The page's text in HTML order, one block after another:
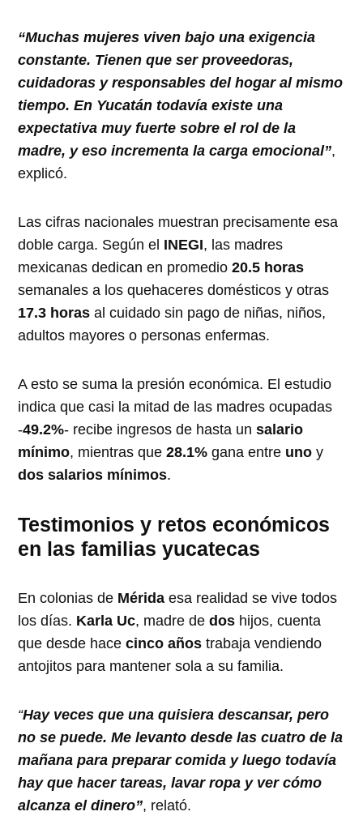
“Muchas mujeres viven bajo una exigencia
constante. Tienen que ser proveedoras,
cuidadoras y responsables del hogar al mismo
tiempo. En Yucatán todavía existe una
expectativa muy fuerte sobre el rol de la
madre, y eso incrementa la carga emocional”,
explicó.
Las cifras nacionales muestran precisamente esa
doble carga. Según el INEGI, las madres
mexicanas dedican en promedio20.5 horas
semanales a los quehaceres domésticos y otras
17.3 horas al cuidado sin pago de niñas, niños,
adultos mayores o personas enfermas.
A esto se suma la presión económica. El estudio
indica que casi la mitad de las madres ocupadas
-49.2%- recibe ingresos de hasta unsalario
mínimo, mientras que28.1% gana entre uno y
dos salarios mínimos.
Testimonios y retos económicos
en las familias yucatecas
En colonias de Mérida esa realidad se vive todos
los días. Karla Uc, madre dedos hijos, cuenta
que desde hacecinco años trabaja vendiendo
antojitos para mantener sola a su familia.
“Hay veces que una quisiera descansar, pero
no se puede. Me levanto desde las cuatro de la
mañana para preparar comida y luego todavía
hay que hacer tareas, lavar ropa y ver cómo
alcanza el dinero”, relató.